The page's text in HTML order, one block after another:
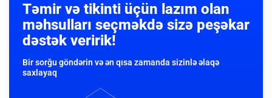
Təmir və tikinti üçün lazım olan
məhsulları seçməkdə sizə peşəkar
dəstək veririk!
Bir sorğu göndərin və ən qısa zamanda sizinlə əlaqə
saxlayaq